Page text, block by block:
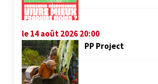
le 14 août 2026 20:00
PP Project